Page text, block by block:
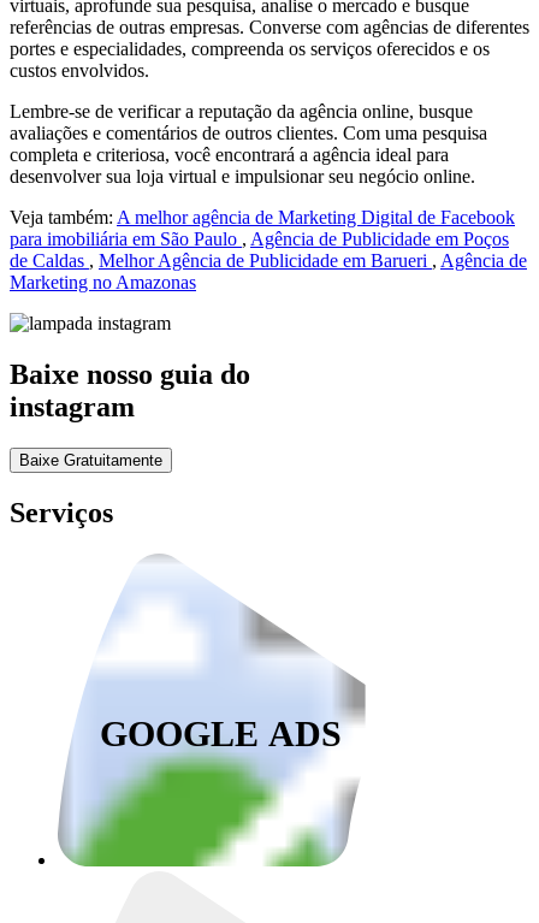
virtuais, aprofunde sua pesquisa, analise o mercado e busque
referências de outras empresas. Converse com agências de diferentes
portes e especialidades, compreenda os serviços oferecidos e os
custos envolvidos.
Lembre-se de verificar a reputação da agência online, busque
avaliações e comentários de outros clientes. Com uma pesquisa
completa e criteriosa, você encontrará a agência ideal para
desenvolver sua loja virtual e impulsionar seu negócio online.
Veja também: A melhor agência de Marketing Digital de Facebook
para imobiliária em São Paulo , Agência de Publicidade em Poços
de Caldas , Melhor Agência de Publicidade em Barueri , Agência de
Marketing no Amazonas
Baixe nosso guia do
instagram
Baixe Gratuitamente
Serviços
GOOGLE ADS